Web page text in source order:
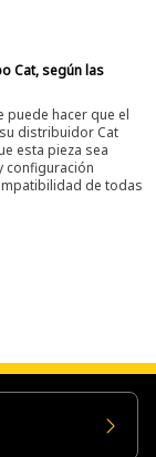
and repair
fitted within
or bolt to push it
Cat, según las
puede hacer que el
distribuidor Cat
esta pieza sea
configuración
de todas